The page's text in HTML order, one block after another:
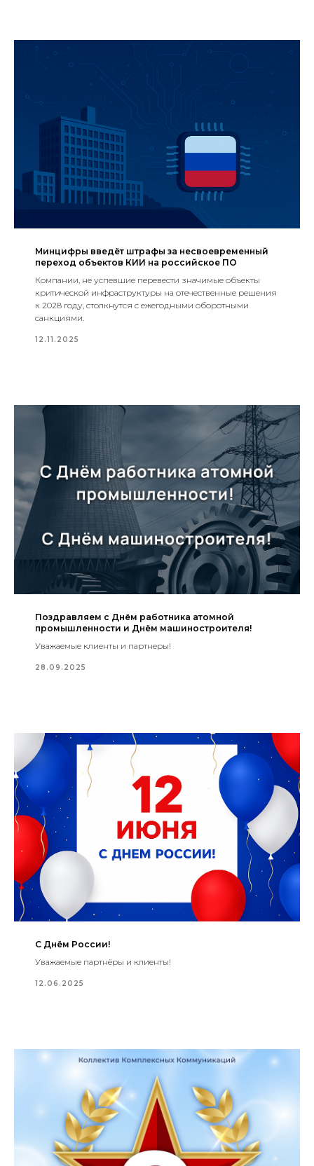
Минцифры введёт штрафы за несвоевременный
переход объектов КИИ на российское ПО
Компании, не успевшие перевести значимые объекты
критической инфраструктуры на отечественные решения
к 2028 году, столкнутся с ежегодными оборотными
санкциями.
12.11.2025
Поздравляем с Днём работника атомной
промышленности и Днём машиностроителя!
Уважаемые клиенты и партнеры!
28.09.2025
С Днём России!
Уважаемые партнёры и клиенты!
12.06.2025